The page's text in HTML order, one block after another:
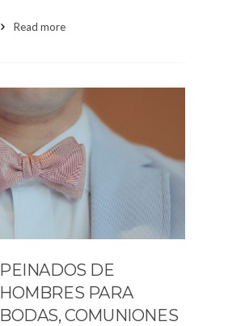
Read more
PEINADOS DE
HOMBRES PARA
BODAS, COMUNIONES